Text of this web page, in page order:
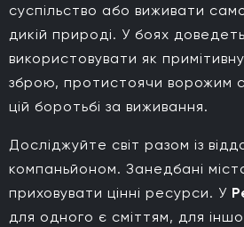
суспільство або виживати
дикій природі. У боях
використовувати як
зброю, протистоячи ворожим
цій боротьбі за виживання.
Досліджуйте світ разом із
компаньйоном. Занедбані
приховувати цінні ресурси. У
для одного є сміттям, для